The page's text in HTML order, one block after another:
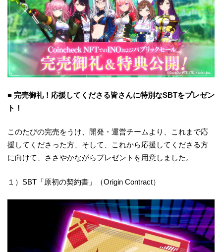
■ 完売御礼！応援してくださる皆さんに特別なSBTをプレゼン
ト！
このたびの完売をうけ、開発・運営チームより、これまで応
援してくださった方、そして、これから応援してくださる方
に向けて、ささやかながらプレゼントを用意しました。
１）SBT「原初の契約書」（Origin Contract）